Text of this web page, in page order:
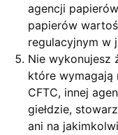
agencji
papierów
regulacyjnym w
Nie wykonujesz
które wymagają
CFTC, innej
giełdzie,
ani na